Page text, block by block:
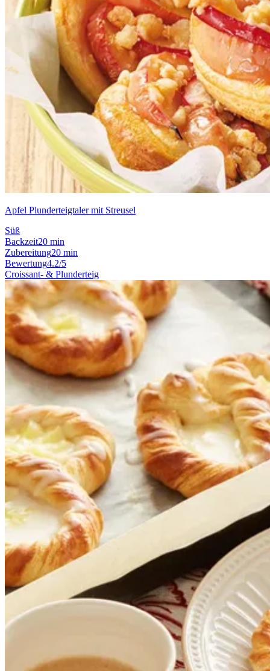
Apfel Plunderteigtaler mit Streusel
Süß
Backzeit20 min
Zubereitung20 min
Bewertung4.2/5
Croissant- & Plunderteig